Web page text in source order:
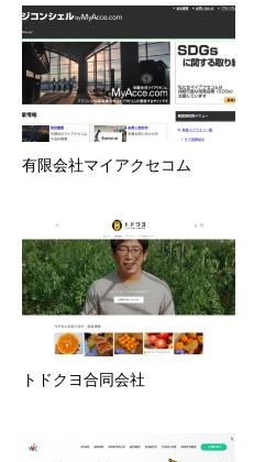
有限会社マイアクセコム
トドクヨ合同会社